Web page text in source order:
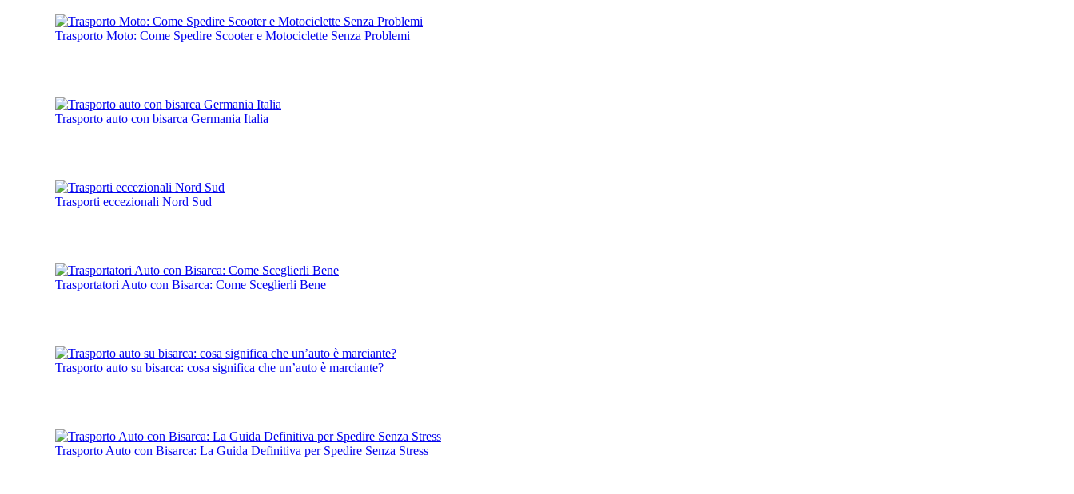
Trasporto Moto: Come Spedire Scooter e Motociclette Senza Problemi
Trasporto auto con bisarca Germania Italia
Trasporti eccezionali Nord Sud
Trasportatori Auto con Bisarca: Come Sceglierli Bene
Trasporto auto su bisarca: cosa significa che un’auto è marciante?
Trasporto Auto con Bisarca: La Guida Definitiva per Spedire Senza Stress